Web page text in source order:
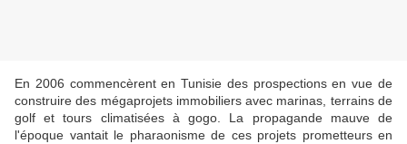
En 2006 commencèrent en Tunisie des prospections en vue de
construire des mégaprojets immobiliers avec marinas, terrains de
golf et tours climatisées à gogo. La propagande mauve de
l'époque vantait le pharaonisme de ces projets prometteurs en